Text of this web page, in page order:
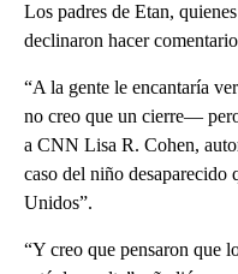
Los padres de Etan,
declinaron hacer
“A la gente le encantaría
no creo que un cierre—
a CNN Lisa R. Cohen,
caso del niño desaparecido
Unidos”.
“Y creo que pensaron que